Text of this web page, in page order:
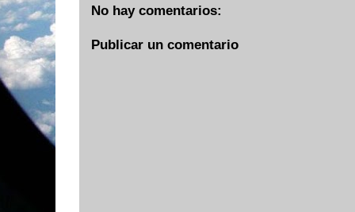
No hay comentarios:
Publicar un comentario